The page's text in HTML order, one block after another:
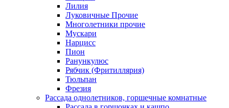
Лилия
Луковичные Прочие
Многолетники прочие
Мускари
Нарцисс
Пион
Ранункулюс
Рябчик (Фритиллярия)
Тюльпан
Фрезия
Рассада однолетников, горшечные комнатные